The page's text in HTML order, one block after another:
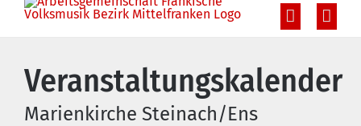
Veranstaltungskalender
Marienkirche Steinach/Ens